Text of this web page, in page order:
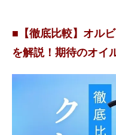
■【徹底比較】オル
を解説！期待のオイ